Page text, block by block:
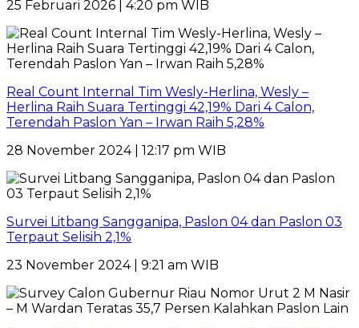
25 Februari 2026 | 4:20 pm WIB
Real Count Internal Tim Wesly-Herlina, Wesly –
Herlina Raih Suara Tertinggi 42,19% Dari 4 Calon,
Terendah Paslon Yan – Irwan Raih 5,28%
28 November 2024 | 12:17 pm WIB
Survei Litbang Sangganipa, Paslon 04 dan Paslon 03
Terpaut Selisih 2,1%
23 November 2024 | 9:21 am WIB